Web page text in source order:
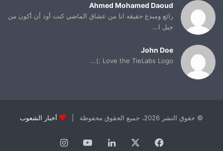
Ahmed Mohamed Daoud
رائع ومبدع حقيقه انا من عشاق الماضي كنت أود أن أكون من
جيل ا...
John Doe
Love the TieLabs Logo :)...
© حقوق النشر 2026، جميع الحقوق محفوظة | أخبار الشعوب
فيسبوك لينكدإن يوتيوب